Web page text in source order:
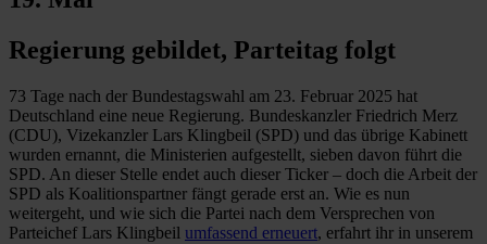
Regierung gebildet, Parteitag folgt
73 Tage nach der Bundestagswahl am 23. Februar 2025 hat
Deutschland eine neue Regierung. Bundeskanzler Friedrich Merz
(CDU), Vizekanzler Lars Klingbeil (SPD) und das übrige Kabinett
wurden ernannt, die Ministerien aufgestellt, sieben davon führt die
SPD. An dieser Stelle endet auch dieser Ticker – doch die Arbeit der
SPD als Koalitionspartner fängt gerade erst an. Wie es nun
weitergeht, und wie sich die Partei nach dem Versprechen von
Parteichef Lars Klingbeil umfassend erneuert, erfahrt ihr in unserem